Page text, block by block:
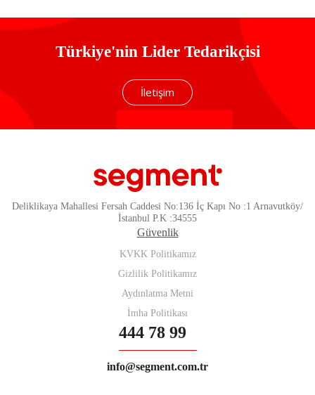
Türkiye'nin Lider Tedarikçisi
İletişim
Deliklikaya Mahallesi Fersah Caddesi No:136 İç Kapı No :1 Arnavutköy/
İstanbul P.K :34555
Güvenlik
KVKK Politikamız
Gizlilik Politikamız
Aydınlatma Metni
İmha Politikası
444 78 99
info@segment.com.tr